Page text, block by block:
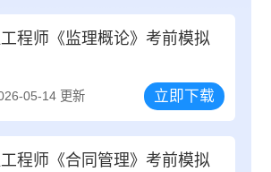
程师《监理概论》考前模拟
05-14 更新 立即下载
程师《合同管理》考前模拟